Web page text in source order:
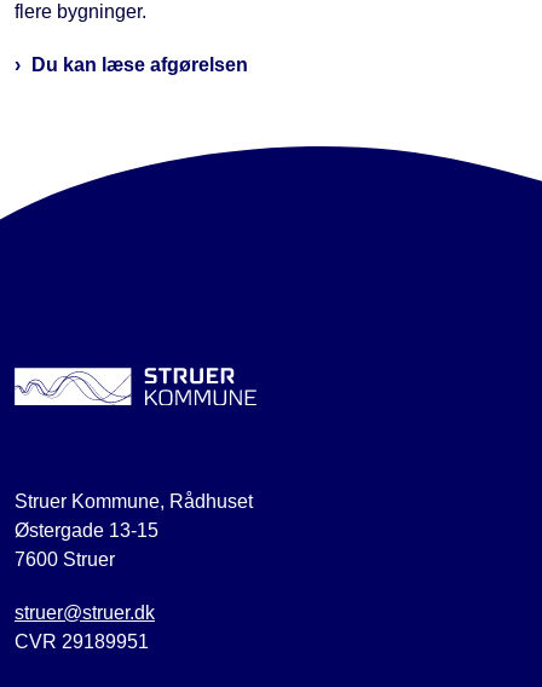
flere bygninger.
Du kan læse afgørelsen
Struer Kommune, Rådhuset
Østergade 13-15
7600 Struer
struer@struer.dk
CVR 29189951